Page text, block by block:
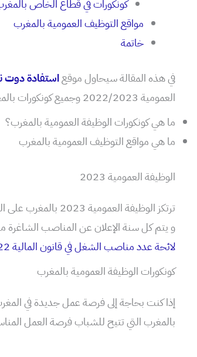
كونكورات في قطاع الخاص
مواقع التوظيف العمومية بالمغرب
خاتمة
في هذه المقالة سيحاول موقعاستفادة
العمومية 2022/2023 وجميع كونكورات بالمغرب وهي كالتالي:
ما هي كونكورات الوظيفة العمومية بالمغرب؟
ما هي مواقع التوظيف العمومية بالمغرب
الوظيفة العمومية 2023
ترتكز الوظيفة
و يتم كل سنة الإعلان عن المناصب
لائحة عدد مناصب الشغل في قانون المالية 2022-2023
كونكورات الوظيفة العمومية بالمغرب
إذا كنت بحاجة إلى فرصة عمل جديدة في
بالمغرب التي تتيح للشباب فرصة العمل